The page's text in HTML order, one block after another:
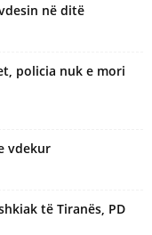
në ditë
policia nuk e mori
vdekur
të Tiranës, PD